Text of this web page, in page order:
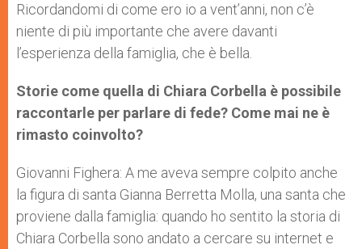
Ricordandomi di come ero io a vent’anni, non c’è
niente di più importante che avere davanti
l’esperienza della famiglia, che è bella.
Storie come quella di Chiara Corbella è possibile
raccontarle per parlare di fede? Come mai ne è
rimasto coinvolto?
Giovanni Fighera: A me aveva sempre colpito anche
la figura di santa Gianna Berretta Molla, una santa che
proviene dalla famiglia: quando ho sentito la storia di
Chiara Corbella sono andato a cercare su internet e